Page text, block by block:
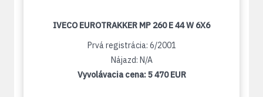
IVECO EUROTRAKKER MP 260 E 44 W 6X6
Prvá registrácia: 6/2001
Nájazd: N/A
Vyvolávacia cena:5 470 EUR